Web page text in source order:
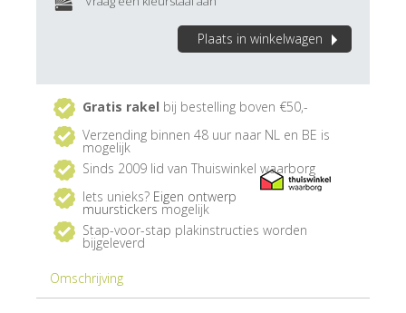
Plaats in winkelwagen
Gratis rakel bij bestelling boven €50,-
Verzending binnen 48 uur naar NL en BE is
mogelijk
Sinds 2009 lid van Thuiswinkel waarborg
Iets unieks? Eigen ontwerp
muurstickers mogelijk
Stap-voor-stap plakinstructies worden
bijgeleverd
Omschrijving